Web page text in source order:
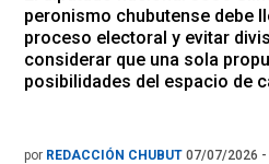
peronismo chubutense debe
proceso electoral y evitar
considerar que una sola
posibilidades del espacio de
por REDACCIÓN CHUBUT 07/07/2026 -